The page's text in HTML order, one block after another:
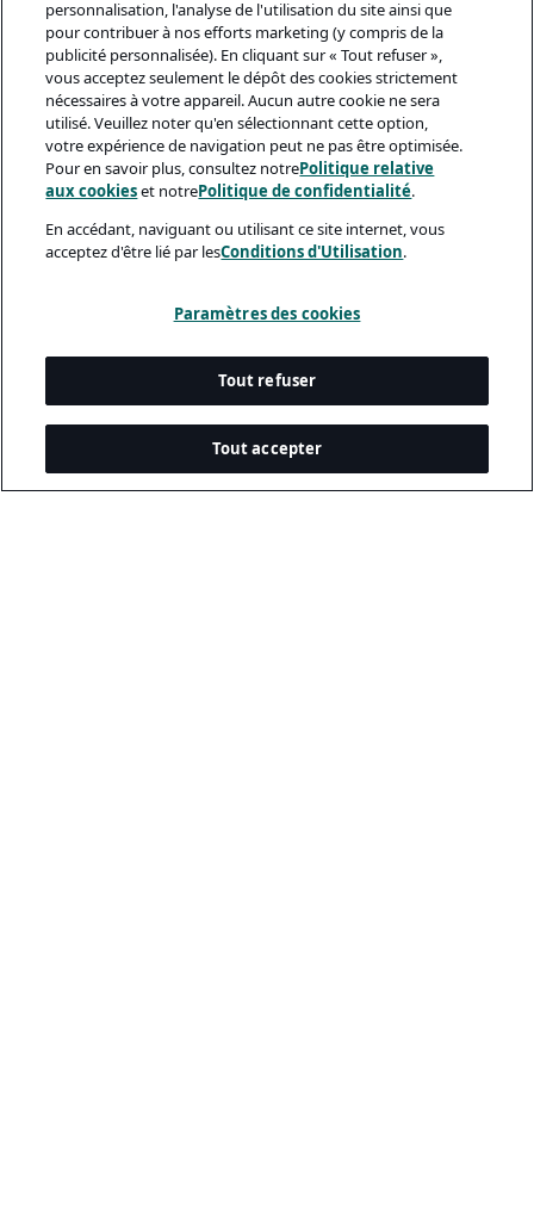
personnalisation, l'analyse de l'utilisation du site ainsi que
pour contribuer à nos efforts marketing (y compris de la
publicité personnalisée). En cliquant sur « Tout refuser »,
vous acceptez seulement le dépôt des cookies strictement
nécessaires à votre appareil. Aucun autre cookie ne sera
utilisé. Veuillez noter qu'en sélectionnant cette option,
votre expérience de navigation peut ne pas être optimisée.
Pour en savoir plus, consultez notrePolitique relative
aux cookieset notrePolitique de confidentialité.
En accédant, naviguant ou utilisant ce site internet, vous
acceptez d'être lié par lesConditions d'Utilisation.
Paramètres des cookies
Tout refuser
Tout accepter